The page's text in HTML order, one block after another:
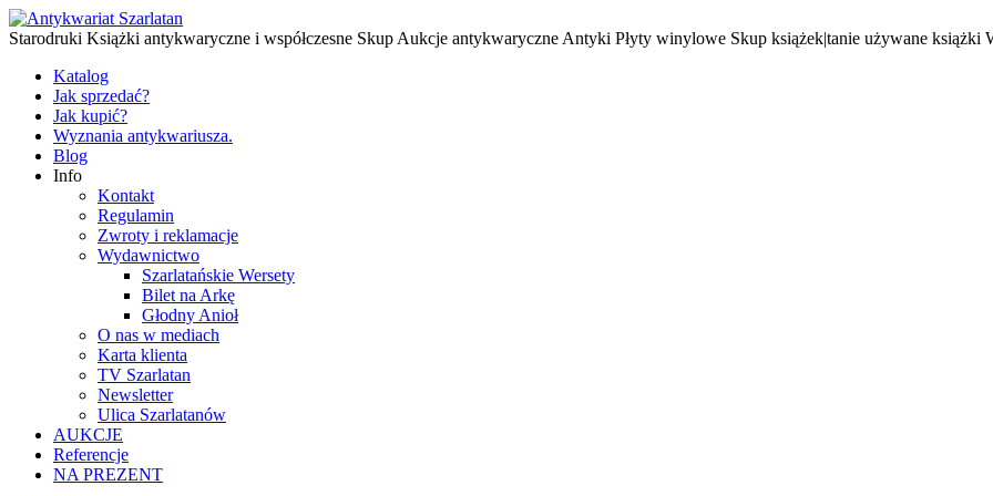
Starodruki Książki antykwaryczne i współczesne Skup Aukcje antykwaryczne Antyki Płyty winylowe Skup książek|tanie używane książki
Katalog
Jak sprzedać?
Jak kupić?
Wyznania antykwariusza.
Blog
Info
Kontakt
Regulamin
Zwroty i reklamacje
Wydawnictwo
Szarlatańskie Wersety
Bilet na Arkę
Głodny Anioł
O nas w mediach
Karta klienta
TV Szarlatan
Newsletter
Ulica Szarlatanów
AUKCJE
Referencje
NA PREZENT